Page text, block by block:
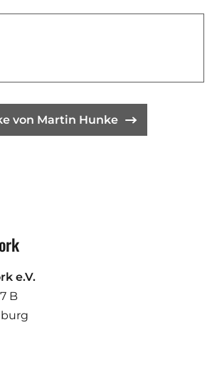
von Martin Hunke
e.V.
B